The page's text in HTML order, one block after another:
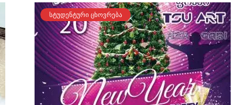
ᲡᲢᲣᲓᲔᲜᲢᲣᲠᲘ ᲪᲮᲝᲕᲠᲔᲑᲐ